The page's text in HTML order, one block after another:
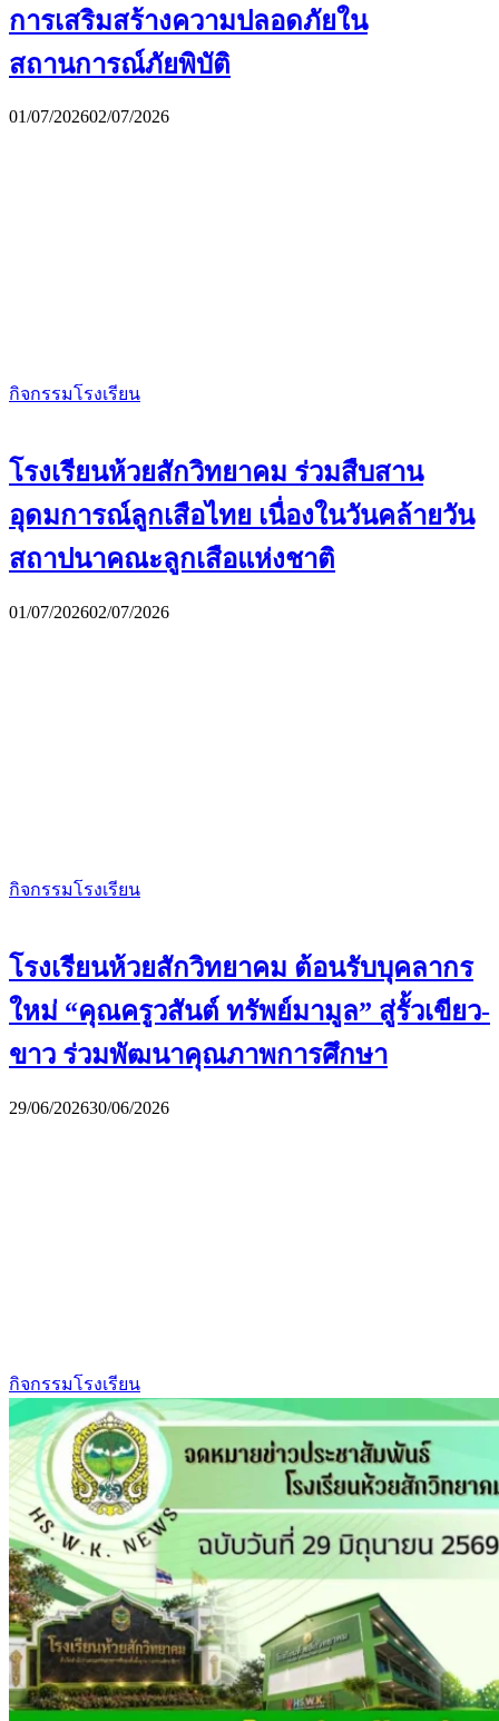
การเสริมสร้างความปลอดภัยใน
สถานการณ์ภัยพิบัติ
01/07/202602/07/2026
กิจกรรมโรงเรียน
โรงเรียนห้วยสักวิทยาคม ร่วมสืบสาน
อุดมการณ์ลูกเสือไทย เนื่องในวันคล้ายวัน
สถาปนาคณะลูกเสือแห่งชาติ
01/07/202602/07/2026
กิจกรรมโรงเรียน
โรงเรียนห้วยสักวิทยาคม ต้อนรับบุคลากร
ใหม่ “คุณครูวสันต์ ทรัพย์มามูล” สู่รั้วเขียว-
ขาว ร่วมพัฒนาคุณภาพการศึกษา
29/06/202630/06/2026
กิจกรรมโรงเรียน